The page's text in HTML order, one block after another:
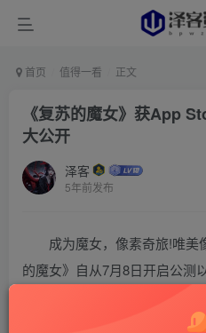
首页 值得一看 正文
《复苏的魔女》获App
大公开
泽客
5年前发布
成为魔女，像素奇旅!唯美
的魔女》自从7月8日开启公测
的喜爱，很荣幸获得了App
人们更好地畅游魔法世界，今